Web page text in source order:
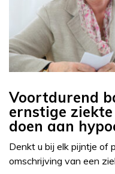
Voortdurend
ernstige
doen aan
Denkt u bij elk pijntje of
omschrijving van een